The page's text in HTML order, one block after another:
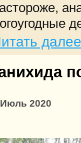
далее
2020